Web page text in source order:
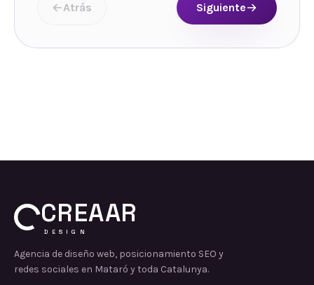
Atrás Siguiente
CREAAR
DESIGN
Agencia de diseño web, posicionamiento SEO y
redes sociales en Mataró y toda Catalunya.